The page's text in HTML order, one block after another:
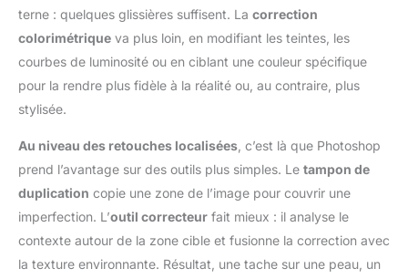
terne : quelques glissières suffisent. La correction
colorimétrique va plus loin, en modifiant les teintes, les
courbes de luminosité ou en ciblant une couleur spécifique
pour la rendre plus fidèle à la réalité ou, au contraire, plus
stylisée.
Au niveau des retouches localisées , c’est là que Photoshop
prend l’avantage sur des outils plus simples. Le tampon de
duplication copie une zone de l’image pour couvrir une
imperfection. L’outil correcteur fait mieux : il analyse le
contexte autour de la zone cible et fusionne la correction avec
la texture environnante. Résultat, une tache sur une peau, un